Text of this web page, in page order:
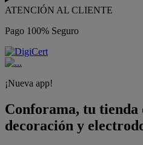
ATENCIÓN AL CLIENTE
Pago 100% Seguro
¡Nueva app!
Conforama, tu tienda
decoración y